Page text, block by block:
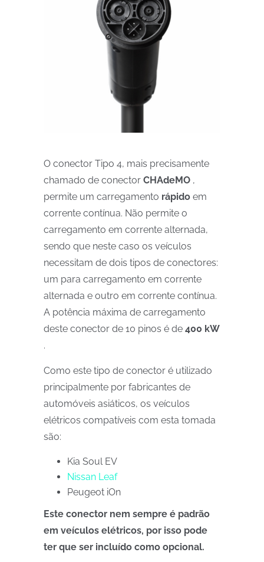
O conector Tipo 4, mais precisamente
chamado de conector CHAdeMO ,
permite um carregamento rápido em
corrente contínua. Não permite o
carregamento em corrente alternada,
sendo que neste caso os veículos
necessitam de dois tipos de conectores:
um para carregamento em corrente
alternada e outro em corrente contínua.
A potência máxima de carregamento
deste conector de 10 pinos é de 400 kW
.
Como este tipo de conector é utilizado
principalmente por fabricantes de
automóveis asiáticos, os veículos
elétricos compatíveis com esta tomada
são:
Kia Soul EV
Nissan Leaf
Peugeot iOn
Este conector nem sempre é padrão
em veículos elétricos, por isso pode
ter que ser incluído como opcional.